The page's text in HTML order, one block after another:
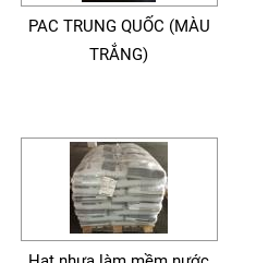
PAC TRUNG QUỐC (MÀU
TRẮNG)